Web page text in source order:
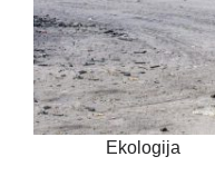
Ekologija